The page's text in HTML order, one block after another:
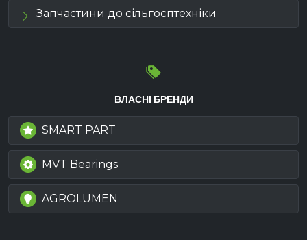
Запчастини до сільгосптехніки
ВЛАСНІ БРЕНДИ
SMART PART
MVT Bearings
AGROLUMEN